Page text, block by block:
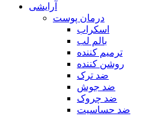
آرایشی
درمان پوست
اسکراب
بالم لب
ترمیم کننده
روشن کننده
ضد ترک
ضد جوش
ضد چروک
ضد حساسیت